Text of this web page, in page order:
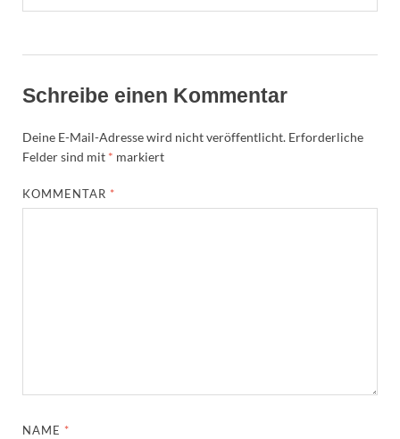
Schreibe einen Kommentar
Deine E-Mail-Adresse wird nicht veröffentlicht. Erforderliche
Felder sind mit * markiert
KOMMENTAR *
NAME *